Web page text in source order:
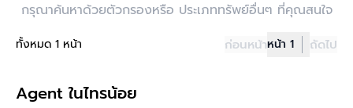
กรุณาค้นหาด้วยตัวกรองหรือ ประเภททรัพย์อื่นๆ ที่คุณสนใจ
ทั้งหมด 1 หน้า ก่อนหน้าหน้า 1 ถัดไป
Agent ในไทรน้อย